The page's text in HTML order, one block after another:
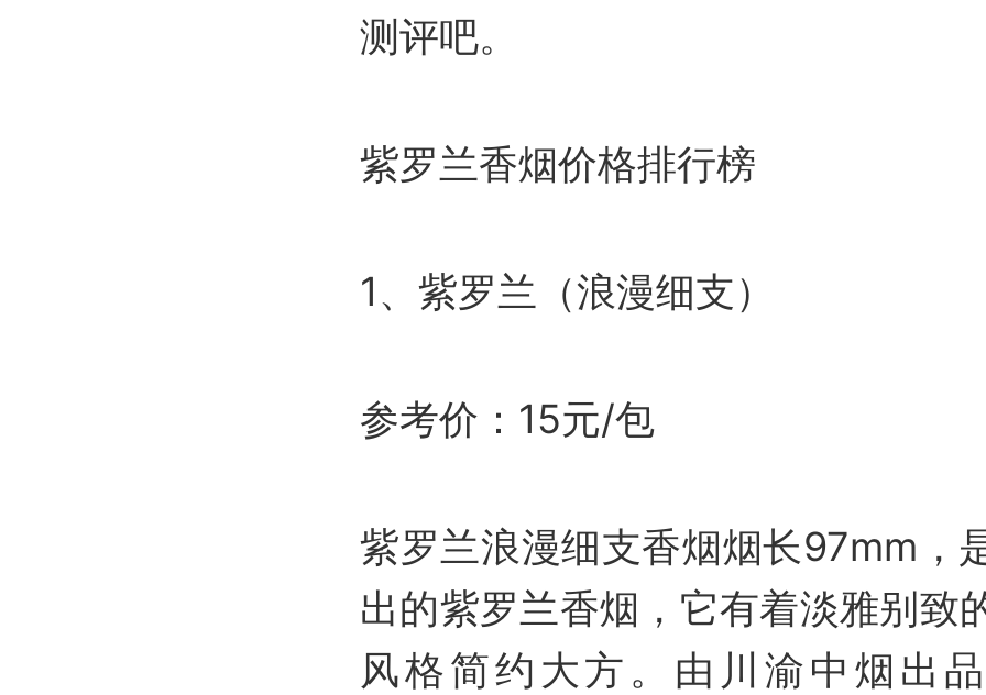
测评吧。
紫罗兰香烟价格排行榜
1、紫罗兰（浪漫细支）
参考价：15元/包
紫罗兰浪漫细支香烟烟长97mm，
出的紫罗兰香烟，它有着淡雅别致
风格简约大方。由川渝中烟出